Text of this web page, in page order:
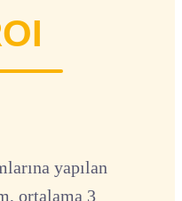
yapılan
ortalama 3